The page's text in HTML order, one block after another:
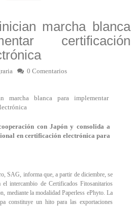
marcha blanca
certificación
0 Comentarios
con Japón y consolida a
en certificación electrónica para
SAG, informa que, a partir de diciembre, se
el intercambio de Certificados Fitosanitarios
mediante la modalidad Paperless ePhyto. La
constituye un hito para las exportaciones